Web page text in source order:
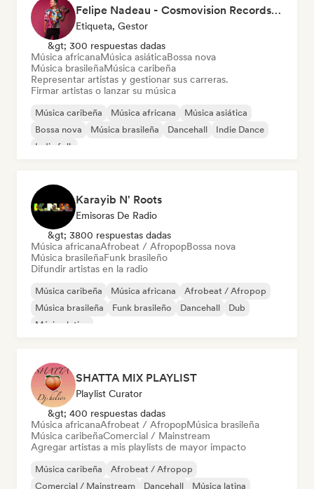
Felipe Nadeau - Cosmovision Records & Ritmos del Sur
Etiqueta, Gestor
&gt; 300 respuestas dadas
Música africanaMúsica asiáticaBossa nova
Música brasileñaMúsica caribeña
Representar artistas y gestionar sus carreras.
Firmar artistas o lanzar su música
Música caribeña Música africana
Música asiática
Bossa nova
Música brasileña Dancehall
Indie Dance
Indie folk
Karayib N' Roots
Emisoras De Radio
&gt; 3800 respuestas dadas
Música africanaAfrobeat / AfropopBossa nova
Música brasileñaFunk brasileño
Difundir artistas en la radio
Música caribeña Música africana
Afrobeat / Afropop
Música brasileña
Funk brasileño Dancehall
Dub
Música latina
SHATTA MIX PLAYLIST
Playlist Curator
&gt; 400 respuestas dadas
Música africanaAfrobeat / AfropopMúsica brasileña
Música caribeñaComercial / Mainstream
Agregar artistas a mis playlists de mayor impacto
Música caribeña
Afrobeat / Afropop
Comercial / Mainstream
Dancehall Música latina